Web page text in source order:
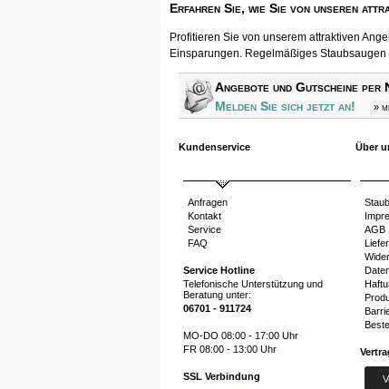
Erfahren Sie, wie Sie von unseren
Profitieren Sie von unserem attraktiven
Einsparungen. Regelmäßiges
Angebote und Gutscheine
Melden Sie sich jetzt an!
»
Kundenservice
Anfragen
Kontakt
Service
FAQ
Service Hotline
Telefonische Unterstützung und
Beratung unter:
06701 - 911724
MO-DO 08:00 - 17:00 Uhr
FR 08:00 - 13:00 Uhr
SSL Verbindung
Über
AGB